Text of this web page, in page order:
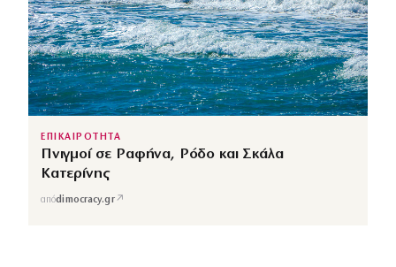
ΕΠΙΚΑΙΡΟΤΗΤΑ
Πνιγμοί σε Ραφήνα, Ρόδο και Σκάλα
Κατερίνης
απόdimocracy.gr↗